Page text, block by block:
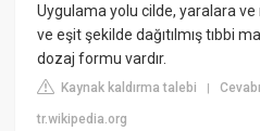
Uygulama yolu cilde, yaralara
ve eşit şekilde dağıtılmış tıbbi
dozaj formu vardır.
Kaynak kaldırma talebi |
tr.wikipedia.org